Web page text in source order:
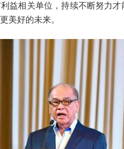
益相关单位，持续不断努力
美好的未来。